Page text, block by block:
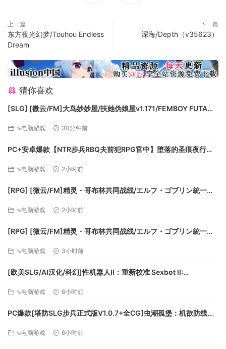
游戏特色
⚪《木偶物语》的战斗系统除了第一关卡“海之花园”的躲避玩
卡需要玩家们掌握一定的行动节奏，寻找敌人们的规律，发现
他们的弱点，才能各个击破，完成通关任务。
中让失败变成你继续挑战的经验与技巧，许多独特的，有趣的
道具和一个不断开放的主城（通关后会有许多二周目专属的隐
戏提供了深度的重复可玩性。主角作为一个精神附体的木偶
人，能否最终回到人类的世界。这一切都等着玩家去解开。
⚪ 尽情发挥你的能力: 你发挥得越好，你就能变得越强大。当你
据类别补充你的魔法，金钱和其他点数。这是系列IP木偶物语
的第一作，如果能得到玩家们的支持，作者会继续努力，制作
出更多更好玩的后续作品。
上一篇
东方夜光幻梦/Touhou Endless
Dream
下一篇
深海/Depth（v35623）
猜你喜欢
[SLG] [微云/FM]大鸟妙妙屋/扶她伪娘屋v1.171/FEMBOY FUTA
⇘电脑游戏 30分钟前
PC+安卓爆款【NTR步兵RBQ夫前犯RPG官中】堕落的圣痕夜行传
【6.5G】百度/迅雷/UC/夸克
⇘电脑游戏 2小时前
[RPG] [微云/FM]精灵・哥布林共同战线/エルフ・ゴブリン統一戦
⇘电脑游戏 2小时前
[RPG] [微云/FM]精灵・哥布林共同战线/エルフ・ゴブリン統一戦
⇘电脑游戏 3小时前
[欧美SLG/AI汉化/科幻]性机器人II：重新校准 Sexbot II:
⇘电脑游戏 6小时前
PC爆款[塔防SLG步兵正式版V1.0.7+全CG]虫潮孤堡：机欲防线
迅雷/UC/夸克
⇘电脑游戏 6小时前